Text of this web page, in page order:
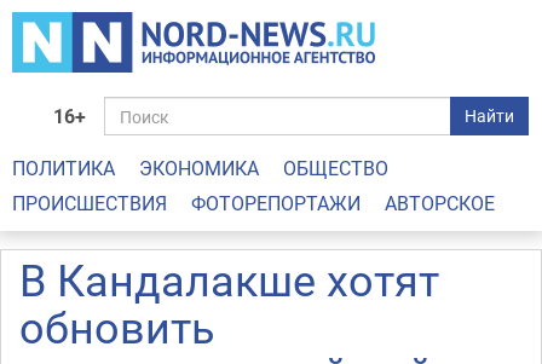
16+ Найти
ПОЛИТИКА ЭКОНОМИКА
ОБЩЕСТВО
ПРОИСШЕСТВИЯ
ФОТОРЕПОРТАЖИ АВТОРСКОЕ
В Кандалакше хотят
обновить